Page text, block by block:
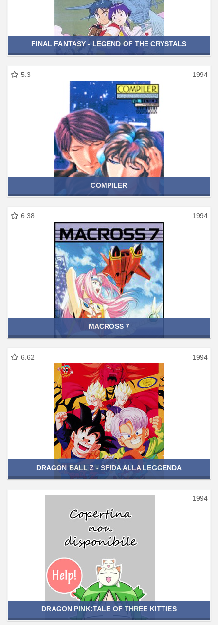
FINAL FANTASY - LEGEND OF THE CRYSTALS
5.3 1994
COMPILER
6.38 1994
MACROSS 7
6.62 1994
DRAGON BALL Z - SFIDA ALLA LEGGENDA
1994
DRAGON PINK:TALE OF THREE KITTIES